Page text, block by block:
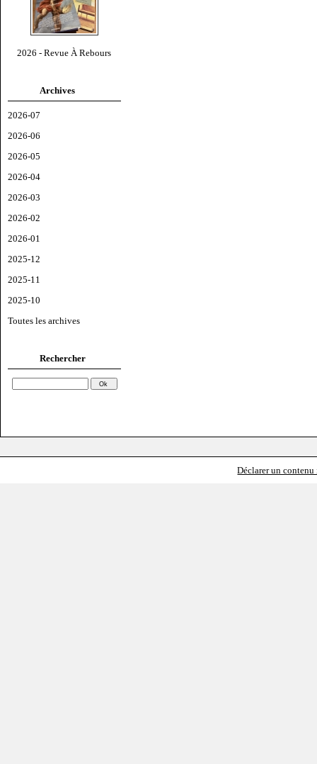
2026 - Revue À Rebours
Archives
2026-07
2026-06
2026-05
2026-04
2026-03
2026-02
2026-01
2025-12
2025-11
2025-10
Toutes les archives
Rechercher
Déclarer un